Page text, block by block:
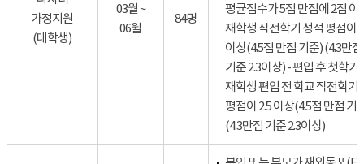
가정지원
(대학생)
03월 ~
06월
84명
평균점수가 5점 만점에 2점 이
재학생 직전학기 성적 평점이
이상(4.5점 만점 기준) (4.3만점
기준 2.3이상) - 편입 후 첫학기
재학생 편입 전 학교 직전학기
평점이 2.5 이상(4.5점 만점 기
(4.3만점 기준 2.3이상)